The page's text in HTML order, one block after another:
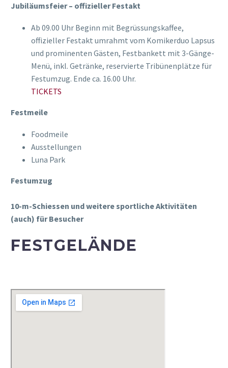
Jubiläumsfeier – offizieller Festakt
Ab 09.00 Uhr Beginn mit Begrüssungskaffee,
offizieller Festakt umrahmt vom Komikerduo Lapsus
und prominenten Gästen, Festbankett mit 3-Gänge-
Menü, inkl. Getränke, reservierte Tribünenplätze für
Festumzug. Ende ca. 16.00 Uhr.
TICKETS
Festmeile
Foodmeile
Ausstellungen
Luna Park
Festumzug
10-m-Schiessen und weitere sportliche Aktivitäten
(auch) für Besucher
FESTGELÄNDE